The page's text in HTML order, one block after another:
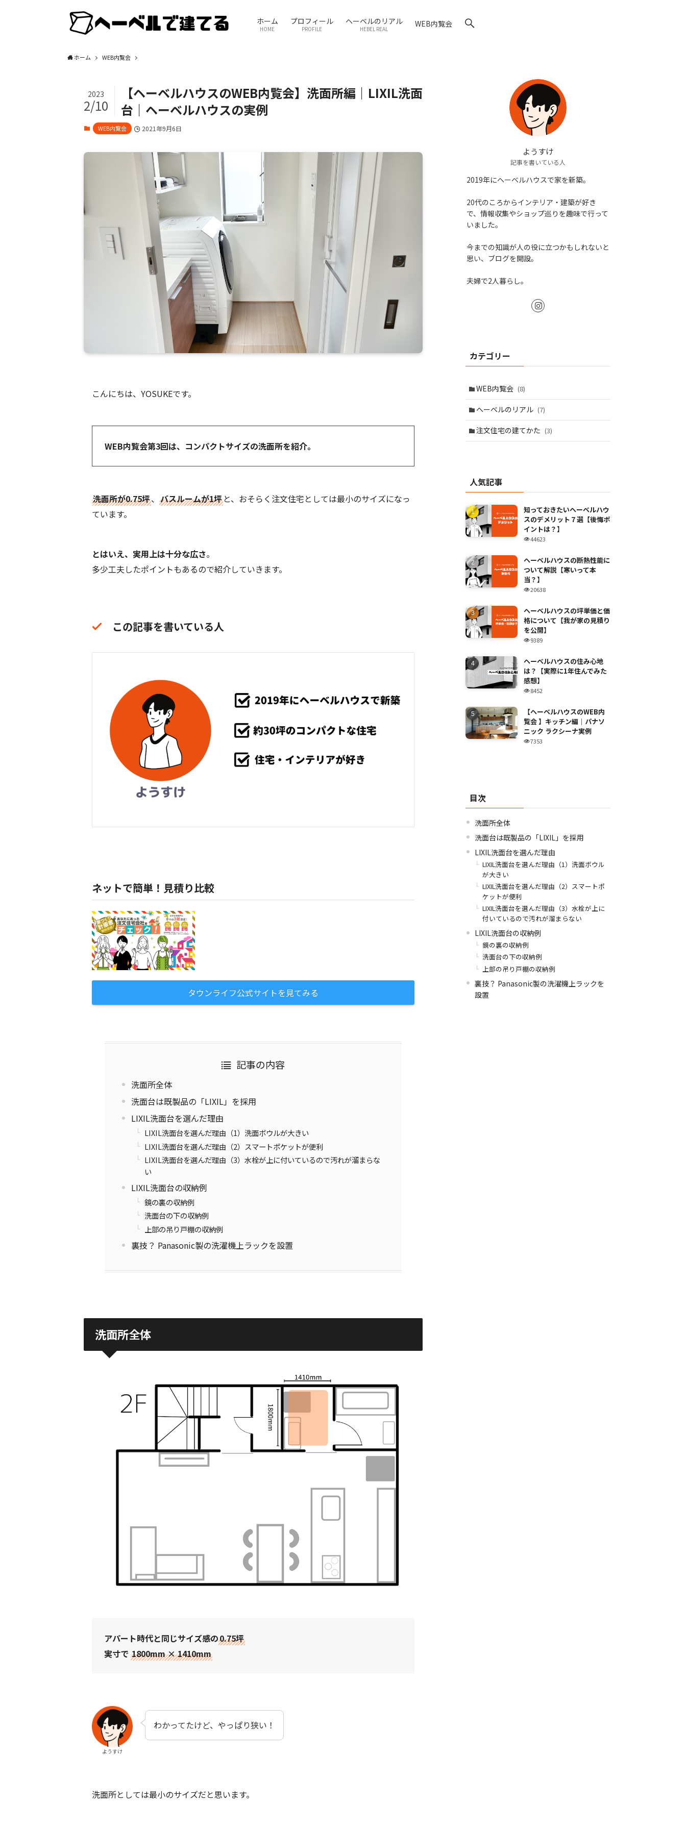
ホーム
HOME
プロフィール
PROFILE
ヘーベルのリアル
HEBEL REAL
WEB内覧会
ホーム WEB内覧会
【ヘーベルハウスのWEB内覧会】洗面所編｜LIXIL洗面
台｜ヘーベルハウスの実例
2023
2/10
WEB内覧会 2021年9月6日
こんにちは、YOSUKEです。
WEB内覧会第3回は、コンパクトサイズの洗面所を紹介。
洗面所が0.75坪、 バスルームが1坪 と、おそらく注文住宅としては最小のサイズになっ
ています。
とはいえ、実用上は十分な広さ。
多少工夫したポイントもあるので紹介していきます。
この記事を書いている人
ネットで簡単！見積り比較
タウンライフ公式サイトを見てみる
記事の内容
洗面所全体
洗面台は既製品の「LIXIL」を採用
LIXIL洗面台を選んだ理由
LIXIL洗面台を選んだ理由（1）洗面ボウルが大きい
LIXIL洗面台を選んだ理由（2）スマートポケットが便利
LIXIL洗面台を選んだ理由（3）水栓が上に付いているので汚れが溜まらな
い
LIXIL洗面台の収納例
鏡の裏の収納例
洗面台の下の収納例
上部の吊り戸棚の収納例
裏技？ Panasonic製の洗濯機上ラックを設置
洗面所全体
アパート時代と同じサイズ感の0.75坪
実寸で 1800mm × 1410mm
ようすけ
わかってたけど、やっぱり狭い！
洗面所としては最小のサイズだと思います。
ようすけ
記事を書いている人
2019年にヘーベルハウスで家を新築。
20代のころからインテリア・建築が好き
で、情報収集やショップ巡りを趣味で行って
いました。
今までの知識が人の役に立つかもしれないと
思い、ブログを開設。
夫婦で2人暮らし。
カテゴリー
WEB内覧会 (8)
ヘーベルのリアル (7)
注文住宅の建てかた (3)
人気記事
知っておきたいヘーベルハウ
スのデメリット７選【後悔ポ
イントは？】
44623
ヘーベルハウスの断熱性能に
ついて解説【寒いって本
当？】
20638
ヘーベルハウスの坪単価と価
格について【我が家の見積り
を公開】
9389
ヘーベルハウスの住み心地
は？【実際に1年住んでみた
感想】
8452
【ヘーベルハウスのWEB内
覧会 】キッチン編｜パナソ
ニック ラクシーナ実例
7353
目次
洗面所全体
洗面台は既製品の「LIXIL」を採用
LIXIL洗面台を選んだ理由
LIXIL洗面台を選んだ理由（1）洗面ボウル
が大きい
LIXIL洗面台を選んだ理由（2）スマートポ
ケットが便利
LIXIL洗面台を選んだ理由（3）水栓が上に
付いているので汚れが溜まらない
LIXIL洗面台の収納例
鏡の裏の収納例
洗面台の下の収納例
上部の吊り戸棚の収納例
裏技？ Panasonic製の洗濯機上ラックを
設置